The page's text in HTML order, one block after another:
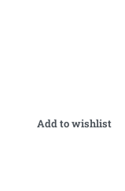
Add to wishlist